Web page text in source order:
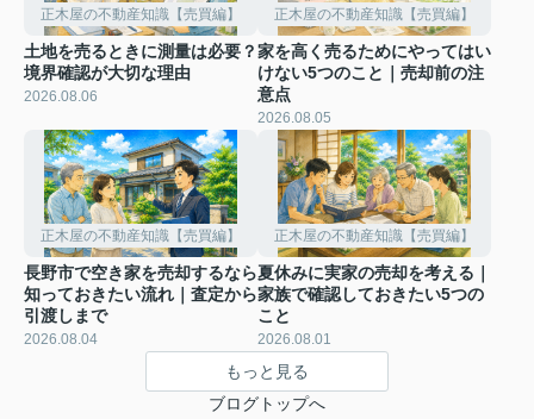
正木屋の不動産知識【売買編】
土地を売るときに測量は必要？
境界確認が大切な理由
2026.08.06
正木屋の不動産知識【売買編】
家を高く売るためにやってはい
けない5つのこと｜売却前の注
意点
2026.08.05
正木屋の不動産知識【売買編】
長野市で空き家を売却するなら
知っておきたい流れ｜査定から
引渡しまで
2026.08.04
正木屋の不動産知識【売買編】
夏休みに実家の売却を考える｜
家族で確認しておきたい5つの
こと
2026.08.01
もっと見る
ブログトップへ